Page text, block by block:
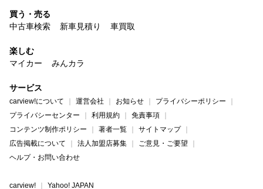
買う・売る
中古車検索
新車見積り 車買取
楽しむ
マイカー
みんカラ
サービス
carview!について 運営会社 お知らせ
プライバシーポリシー
プライバシーセンター
利用規約
免責事項
コンテンツ制作ポリシー
著者一覧
サイトマップ
広告掲載について
法人加盟店募集
ご意見・ご要望
ヘルプ・お問い合わせ
carview! Yahoo! JAPAN